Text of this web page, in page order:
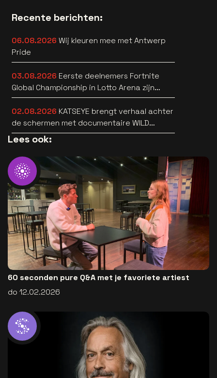
Recente berichten:
06.08.2026 Wij kleuren mee met Antwerp
Pride
03.08.2026 Eerste deelnemers Fortnite
Global Championship in Lotto Arena zijn
bekend
02.08.2026 KATSEYE brengt verhaal achter
de schermen met documentaire WILD
HEARTS [trailer]
Lees ook:
60 seconden pure Q&A met je favoriete artiest
do 12.02.2026